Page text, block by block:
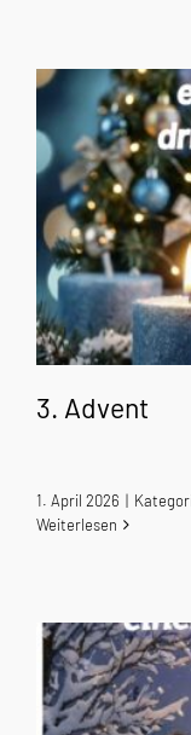
3. Advent
1. April 2026 |
Weiterlesen